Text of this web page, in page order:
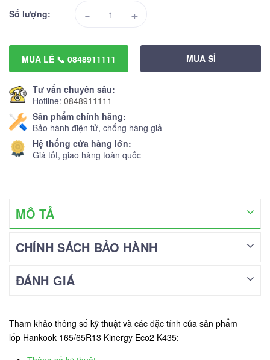
Số lượng: - +
MUA LẺ 📞 0848911111 MUA SỈ
Tư vấn chuyên sâu:
Hotline: 0848911111
Sản phẩm chính hãng:
Bảo hành điện tử, chống hàng giả
Hệ thống cửa hàng lớn:
Giá tốt, giao hàng toàn quốc
MÔ TẢ
CHÍNH SÁCH BẢO HÀNH
ĐÁNH GIÁ
Tham khảo thông số kỹ thuật và các đặc tính của sản phẩm
lốp Hankook 165/65R13 Kinergy Eco2 K435: